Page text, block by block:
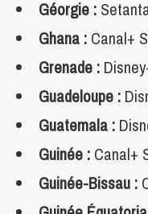
Géorgie :
Ghana : Canal+
Grenade :
Guadeloupe :
Guatemala :
Guinée : Canal+
Guinée-Bissau :